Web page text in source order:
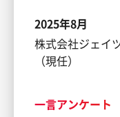
2025年8月
株式会社ジェイ
（現任）
一言アンケート